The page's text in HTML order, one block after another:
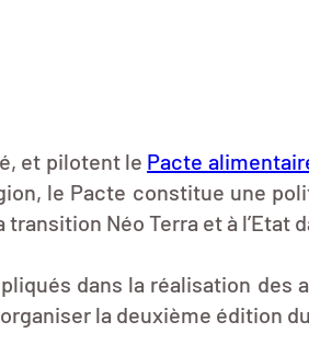
et pilotent le Pacte
le Pacte constitue une
Néo Terra et à
dans la réalisation des
la deuxième édition